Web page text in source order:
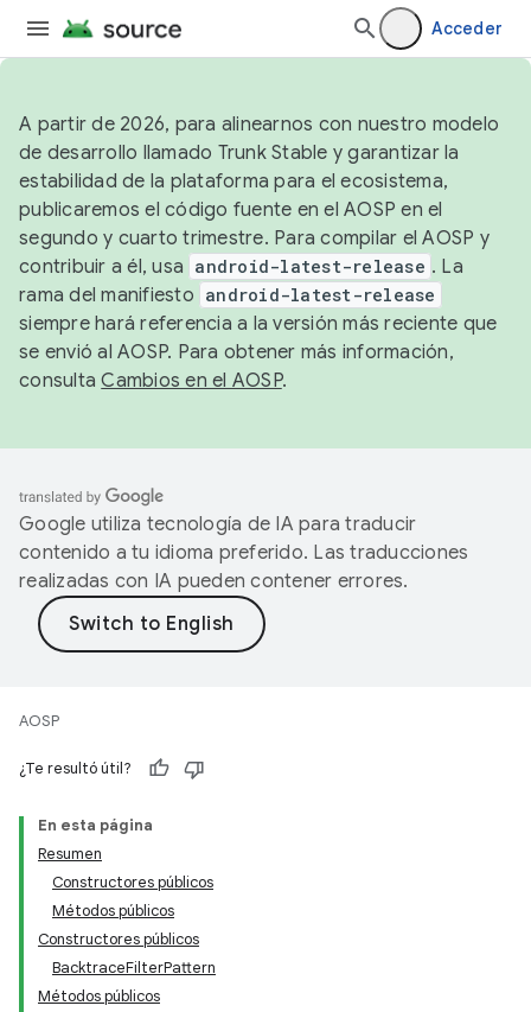
Acceder
A partir de 2026, para alinearnos con nuestro modelo
de desarrollo llamado Trunk Stable y garantizar la
estabilidad de la plataforma para el ecosistema,
publicaremos el código fuente en el AOSP en el
segundo y cuarto trimestre. Para compilar el AOSP y
contribuir a él, usa android-latest-release . La
rama del manifiesto android-latest-release
siempre hará referencia a la versión más reciente que
se envió al AOSP. Para obtener más información,
consultaCambios en el AOSP.
Google utiliza tecnología de IA para traducir
contenido a tu idioma preferido. Las traducciones
realizadas con IA pueden contener errores.
AOSP
¿Te resultó útil?
En esta página
Resumen
Constructores públicos
Métodos públicos
Constructores públicos
BacktraceFilterPattern
Métodos públicos